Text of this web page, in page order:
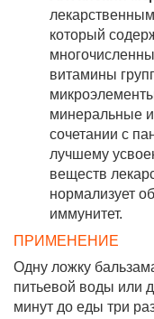
который
витамины
минеральные
сочетании с
лучшему
веществ
нормализует
иммунитет.
ПРИМЕНЕНИЕ
Одну ложку
питьевой воды или
минут до еды три